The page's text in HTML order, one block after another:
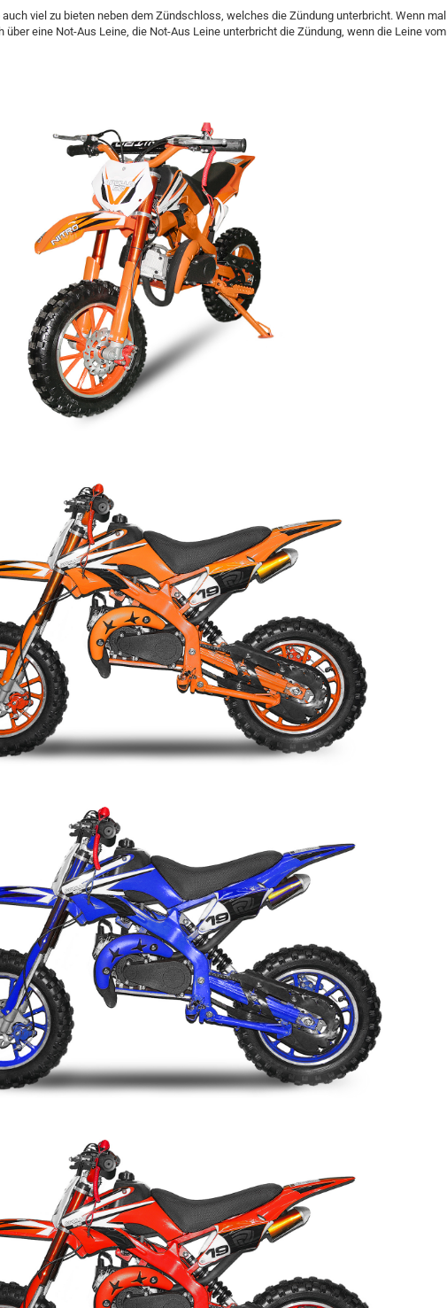
viel zu bieten neben dem Zündschloss, welches die Zündung unterbricht. Wenn mal
über eine Not-Aus Leine, die Not-Aus Leine unterbricht die Zündung, wenn die Leine vom